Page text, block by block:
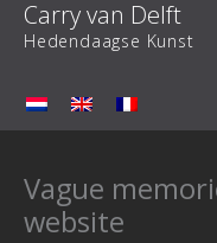
naar
inhoud
Carry van Delft
Hedendaagse Kunst
Vague
website